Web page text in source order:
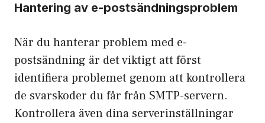
Hantering av e-postsändningsproblem
När du hanterar problem med e-
postsändning är det viktigt att först
identifiera problemet genom att kontrollera
de svarskoder du får från SMTP-servern.
Kontrollera även dina serverinställningar